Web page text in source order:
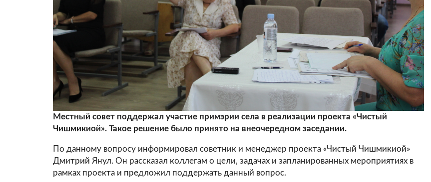
Местный совет поддержал участие примэрии села в реализации проекта «Чистый
Чишмикиой». Такое решение было принято на внеочередном заседании.
По данному вопросу информировал советник и менеджер проекта «Чистый Чишмикиой»
Дмитрий Янул. Он рассказал коллегам о цели, задачах и запланированных мероприятиях в
рамках проекта и предложил поддержать данный вопрос.